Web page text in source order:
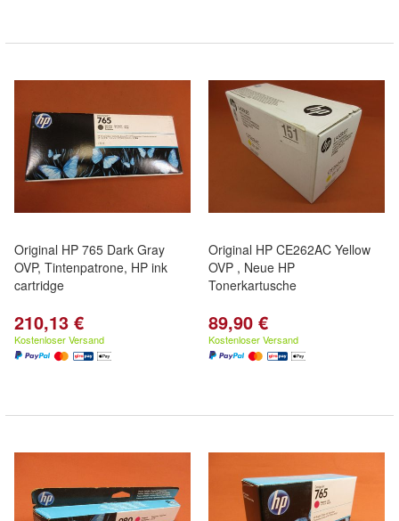
Original HP 765 Dark Gray
OVP, Tintenpatrone, HP ink
cartridge
210,13 €
Kostenloser Versand
Original HP CE262AC Yellow
OVP , Neue HP
Tonerkartusche
89,90 €
Kostenloser Versand